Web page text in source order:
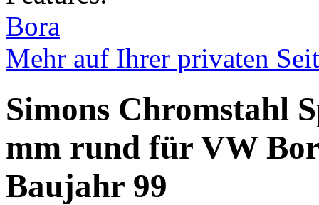
Bora
Mehr auf Ihrer privaten
Simons Chromstahl
mm rund für VW
Baujahr 99